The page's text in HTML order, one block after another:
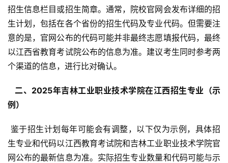
招生信息栏目或招生简章。通常，院校官网会发布详细的招
生计划，包括在各个省份的招生代码及专业代码。但需要注
意的是，官网公布的代码可能并非最终志愿填报代码，最终
以江西省教育考试院公布的信息为准。建议考生同时参考两
个渠道的信息，进行比对确认。
  二、2025年吉林工业职业技术学院在江西招生专业（示
例）
生专业和代码以江西教育考试院和吉林工业职业技术学院官
网公布的最新信息为准。实际招生专业数量和代码可能与示